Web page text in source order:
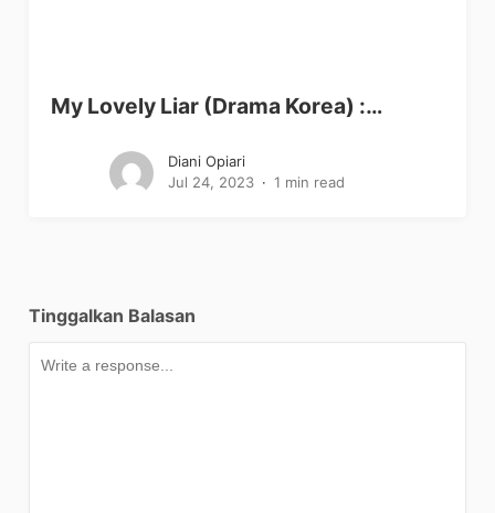
My Lovely Liar (Drama Korea) :…
Diani Opiari
Jul 24, 2023
1 min read
Tinggalkan Balasan